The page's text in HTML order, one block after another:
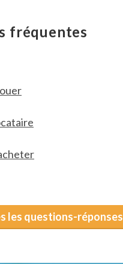
fréquentes
les questions-réponses